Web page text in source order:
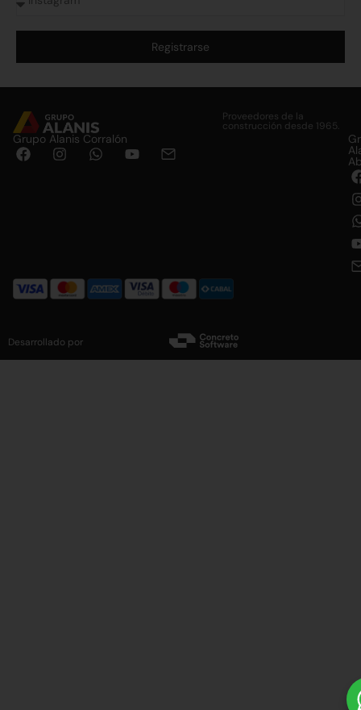
Registrarse
Proveedores de la
construcción desde 1965.
Grupo Alanis Corralón
Desarrollado por